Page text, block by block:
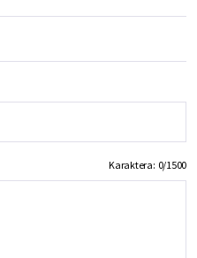
Karaktera: 0/1500